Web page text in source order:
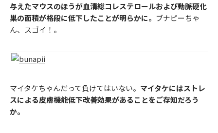
与えたマウスのほうが血清総コレステロールおよび動脈硬化
巣の面積が格段に低下したことが明らかに。 ブナピーちゃ
ん、スゴイ！。
マイタケちゃんだって負けてはいない。 マイタケにはストレ
スによる皮膚機能低下改善効果があることをご存知だろう
か。